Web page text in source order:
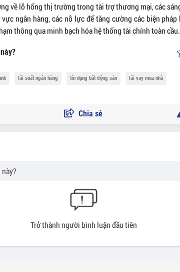
về lỗ hổng thị trường trong tài trợ thương mại, các
ngân hàng, các nỗ lực để tăng cường các biện
thông qua minh bạch hóa hệ thống tài chính toàn cầu.
lãi suất ngân hàng tín dụng bất động sản lãi vay mua nhà
Chia sẻ
Trở thành người bình luận đầu tiên